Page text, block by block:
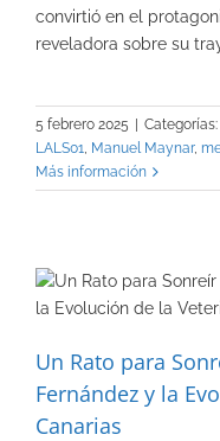
convirtió en el
reveladora sobre su
5 febrero 2025 | Categorías:
LALS01 Manuel Maynar,
Más información
Un Rato para
Fernández y la
Canarias